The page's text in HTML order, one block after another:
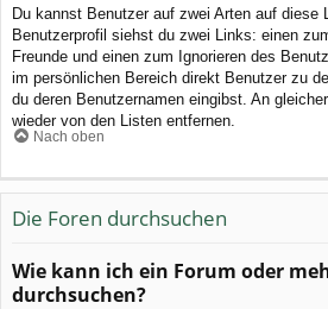
Du kannst Benutzer auf zwei Arten auf diese
Benutzerprofil siehst du zwei Links: einen
Freunde und einen zum Ignorieren des
im persönlichen Bereich direkt Benutzer zu
du deren Benutzernamen eingibst. An
wieder von den Listen entfernen.
Nach oben
Die Foren durchsuchen
Wie kann ich ein Forum oder
durchsuchen?